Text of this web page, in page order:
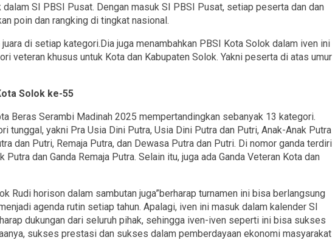
dalam SI PBSI Pusat. Dengan masuk SI PBSI Pusat, setiap peserta dan dan
poin dan rangking di tingkat nasional.
di setiap kategori.Dia juga menambahkan PBSI Kota Solok dalam iven ini
veteran khusus untuk Kota dan Kabupaten Solok. Yakni peserta di atas umur
Solok ke-55
Beras Serambi Madinah 2025 mempertandingkan sebanyak 13 kategori.
tunggal, yakni Pra Usia Dini Putra, Usia Dini Putra dan Putri, Anak-Anak Putra
dan Putri, Remaja Putra, dan Dewasa Putra dan Putri. Di nomor ganda terdiri
Putra dan Ganda Remaja Putra. Selain itu, juga ada Ganda Veteran Kota dan
Rudi horison dalam sambutan juga”berharap turnamen ini bisa berlangsung
agenda rutin setiap tahun. Apalagi, iven ini masuk dalam kalender SI
dukungan dari seluruh pihak, sehingga iven-iven seperti ini bisa sukses
sukses prestasi dan sukses dalam pemberdayaan ekonomi masyarakat